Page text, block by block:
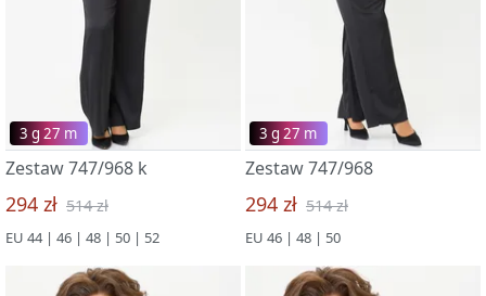
3 g 27 m
Zestaw 747/968 k
294 zł 514 zł
EU 44 | 46 | 48 | 50 | 52
3 g 27 m
Zestaw 747/968
294 zł 514 zł
EU 46 | 48 | 50